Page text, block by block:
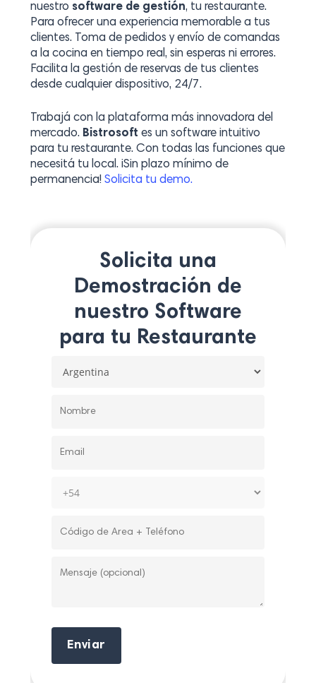
nuestro software de gestión, tu restaurante.
Para ofrecer una experiencia memorable a tus
clientes. Toma de pedidos y envío de comandas
a la cocina en tiempo real, sin esperas ni errores.
Facilita la gestión de reservas de tus clientes
desde cualquier dispositivo, 24/7.
Trabajá con la plataforma más innovadora del
mercado.Bistrosoft es un software intuitivo
para tu restaurante. Con todas las funciones que
necesitá tu local. ¡Sin plazo mínimo de
permanencia! Solicita tu demo.
Solicita una
Demostración de
nuestro Software
para tu Restaurante
Enviar